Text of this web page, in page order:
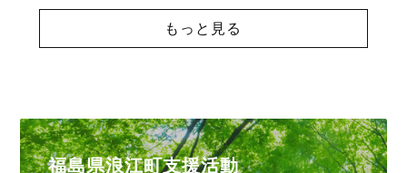
もっと見る
福島県浪江町支援活動